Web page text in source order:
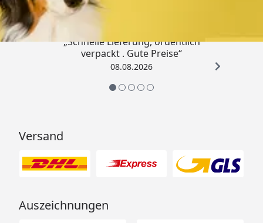
„Schnelle Lieferung, ordentlich
verpackt . Gute Preise“
08.08.2026
Versand
Auszeichnungen